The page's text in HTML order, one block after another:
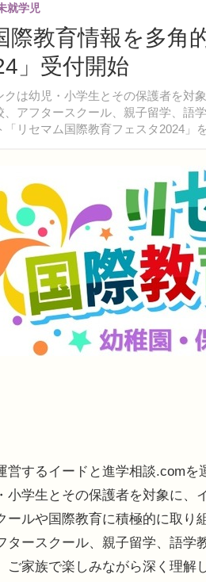
際教育情報を多角
」受付開始
は幼児・小学生とその保護者を対
、アフタースクール、親子留学、語
リセマム国際教育フェスタ2024」
就学児
するイードと進学相談.comを
小学生とその保護者を対象に、
ールや国際教育に積極的に取り
タースクール、親子留学、語学
ご家族で楽しみながら深く理解